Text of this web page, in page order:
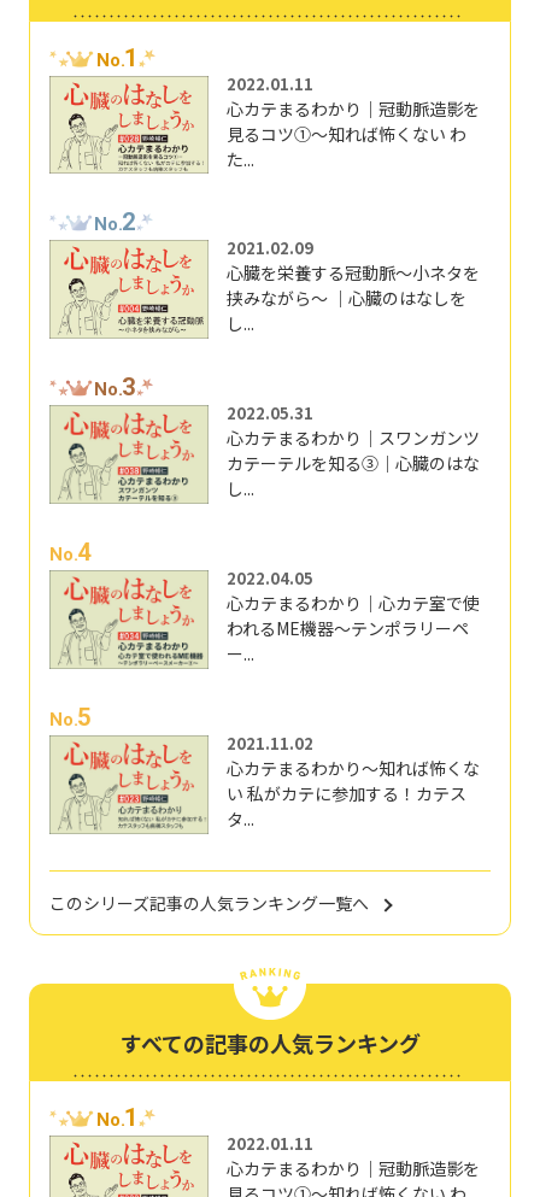
No.1
2022.01.11
心カテまるわかり｜冠動脈造影を
見るコツ①～知れば怖くない わ
た...
No.2
2021.02.09
心臓を栄養する冠動脈～小ネタを
挟みながら～ ｜心臓のはなしを
し...
No.3
2022.05.31
心カテまるわかり｜スワンガンツ
カテーテルを知る③｜心臓のはな
し...
No.4
2022.04.05
心カテまるわかり｜心カテ室で使
われるME機器～テンポラリーペ
ー...
No.5
2021.11.02
心カテまるわかり～知れば怖くな
い 私がカテに参加する！カテス
タ...
このシリーズ記事の人気ランキング一覧へ
すべての記事の人気ランキング
No.1
2022.01.11
心カテまるわかり｜冠動脈造影を